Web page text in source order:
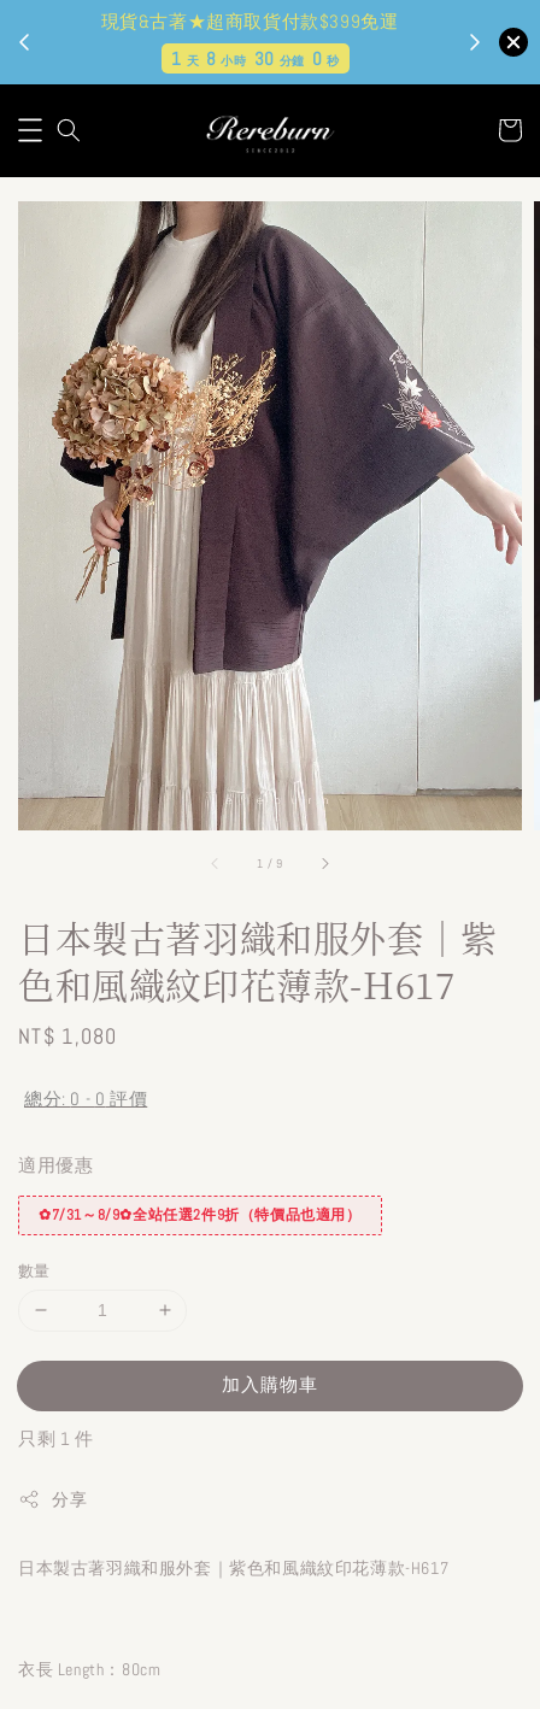
現貨&古著★超商取貨付款$399免運
1 天 8 小時 29分鐘 58秒
1 / 9
日本製古著羽織和服外套｜紫
色和風織紋印花薄款-H617
Regular
NT$ 1,080
總分: 0 - 0 評價
適用優惠
✿7/31～8/9✿全站任選2件9折（特價品也適用）
數量
加入購物車
只剩 1 件
分享
日本製古著羽織和服外套｜紫色和風織紋印花薄款-H617
衣長 Length：80cm